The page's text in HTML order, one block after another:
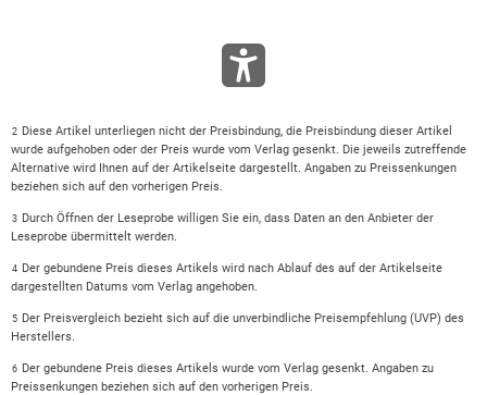
2
Diese Artikel unterliegen nicht der Preisbindung, die Preisbindung dieser Artikel
wurde aufgehoben oder der Preis wurde vom Verlag gesenkt. Die jeweils zutreffende
Alternative wird Ihnen auf der Artikelseite dargestellt. Angaben zu Preissenkungen
beziehen sich auf den vorherigen Preis.
3
Durch Öffnen der Leseprobe willigen Sie ein, dass Daten an den Anbieter der
Leseprobe übermittelt werden.
4
Der gebundene Preis dieses Artikels wird nach Ablauf des auf der Artikelseite
dargestellten Datums vom Verlag angehoben.
5
Der Preisvergleich bezieht sich auf die unverbindliche Preisempfehlung (UVP) des
Herstellers.
6
Der gebundene Preis dieses Artikels wurde vom Verlag gesenkt. Angaben zu
Preissenkungen beziehen sich auf den vorherigen Preis.